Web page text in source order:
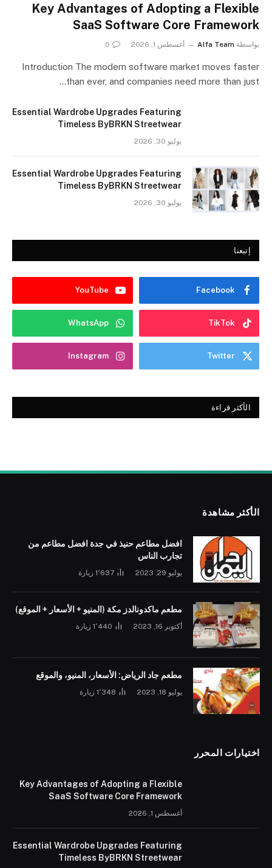
Key Advantages of Adopting a Flexible
SaaS Software Core Framework
بواسطة Alfa Team أغسطس 1, 2026 0
Introduction The modern software market moves faster
than ever, and companies need more than just…
Essential Wardrobe Upgrades Featuring
Timeless ByBRKN Streetwear
يوليو 30, 2026
Essential Wardrobe Upgrades Featuring
Timeless ByBRKN Streetwear
يوليو 30, 2026
إتبعنا
Facebook
YouTube
TikTok
WhatsApp
Twitter
Instagram
الأكثر قراءة
الأكثر مشاهدة
افضل مطاعم حنيذ في جدة افضل مطاعم من
تجارب الناس
يوليو 29, 2023 1٬637 زيارة
مطعم ماكدونالدز مكة (المنيو + الأسعار + الموقع)
أكتوبر 16, 2023 1٬440 زيارة
مطعم جاد الرياض: الأسعار، المنيو، والموقع
يوليو 18, 2023 1٬348 زيارة
اختيارات المحرر
Key Advantages of Adopting a Flexible
SaaS Software Core Framework
أغسطس 1, 2026
Essential Wardrobe Upgrades Featuring
Timeless ByBRKN Streetwear